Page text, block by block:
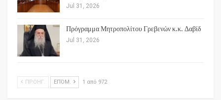
Jul 31, 2026
Πρόγραμμα Μητροπολίτου Γρεβενών κ.κ. Δαβίδ
Jul 31, 2026
ΠΡΟΗΓ. ΕΠΌΜ. 1 από 972